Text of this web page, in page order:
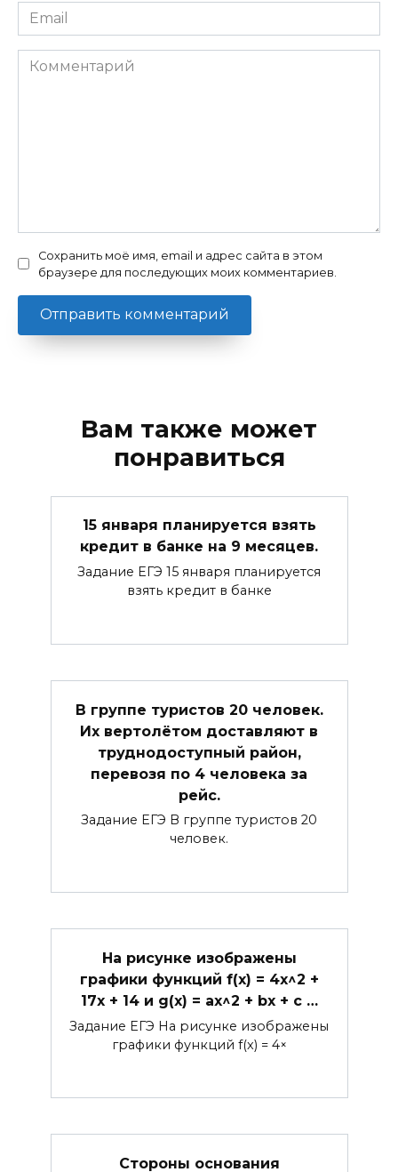
Email
*
Комментарий
Сохранить моё имя, email и адрес сайта в этом
браузере для последующих моих комментариев.
Вам также может
понравиться
15 января планируется взять
кредит в банке на 9 месяцев.
Задание ЕГЭ 15 января планируется
взять кредит в банке
В группе туристов 20 человек.
Их вертолётом доставляют в
труднодоступный район,
перевозя по 4 человека за
рейс.
Задание ЕГЭ В группе туристов 20
человек.
На рисунке изображены
графики функций f(x) = 4x^2 +
17x + 14 и g(x) = ax^2 + bx + c …
Задание ЕГЭ На рисунке изображены
графики функций f(x) = 4×
Стороны основания